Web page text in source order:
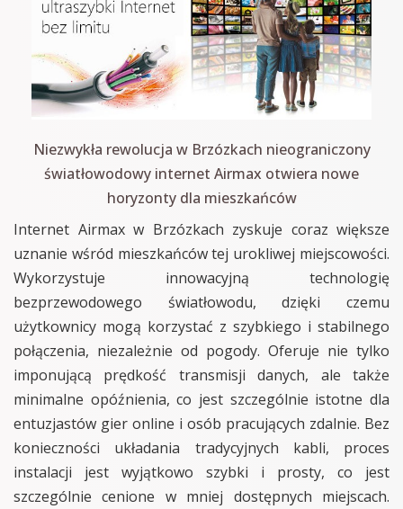
Niezwykła rewolucja w Brzózkach nieograniczony
światłowodowy internet Airmax otwiera nowe
horyzonty dla mieszkańców
Internet Airmax w Brzózkach zyskuje coraz większe
uznanie wśród mieszkańców tej urokliwej miejscowości.
Wykorzystuje innowacyjną technologię
bezprzewodowego światłowodu, dzięki czemu
użytkownicy mogą korzystać z szybkiego i stabilnego
połączenia, niezależnie od pogody. Oferuje nie tylko
imponującą prędkość transmisji danych, ale także
minimalne opóźnienia, co jest szczególnie istotne dla
entuzjastów gier online i osób pracujących zdalnie. Bez
konieczności układania tradycyjnych kabli, proces
instalacji jest wyjątkowo szybki i prosty, co jest
szczególnie cenione w mniej dostępnych miejscach.